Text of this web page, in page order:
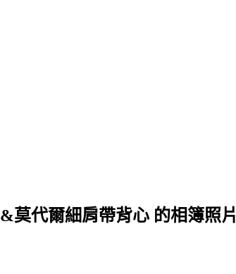
莫代爾細肩帶背心 的相簿照片